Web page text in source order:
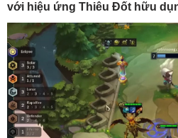
với hiệu ứng Thiêu Đốt hữu